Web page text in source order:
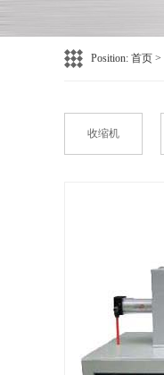
Position: 首页 >
收缩机